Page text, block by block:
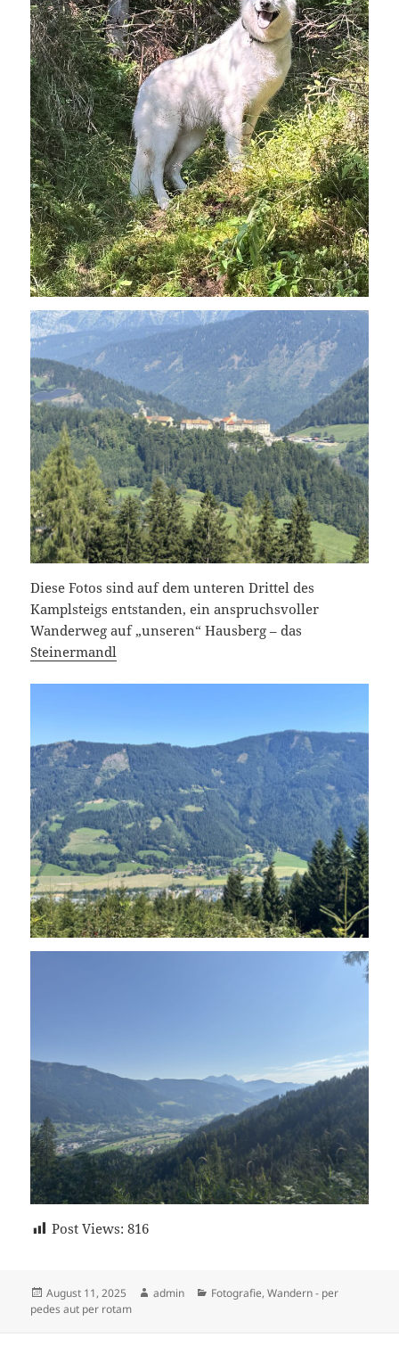
Diese Fotos sind auf dem unteren Drittel des
Kamplsteigs entstanden, ein anspruchsvoller
Wanderweg auf „unseren“ Hausberg – das
Steinermandl
Post Views: 816
Veröffentlicht
am
August 11, 2025 Autor
admin Kategorien
Fotografie,Wandern - per
pedes aut per rotam